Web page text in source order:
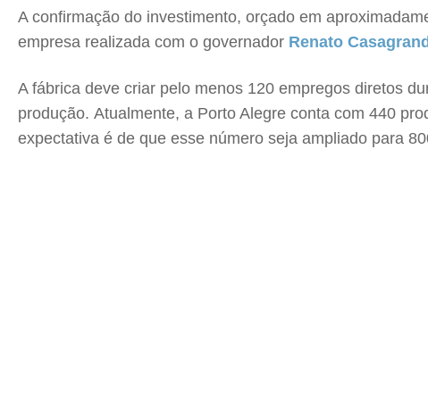
A confirmação do investimento, orçado em
empresa realizada com o governador Renato
A fábrica deve criar pelo menos 120 empregos diretos
produção. Atualmente, a Porto Alegre conta com 440
expectativa é de que esse número seja ampliado para